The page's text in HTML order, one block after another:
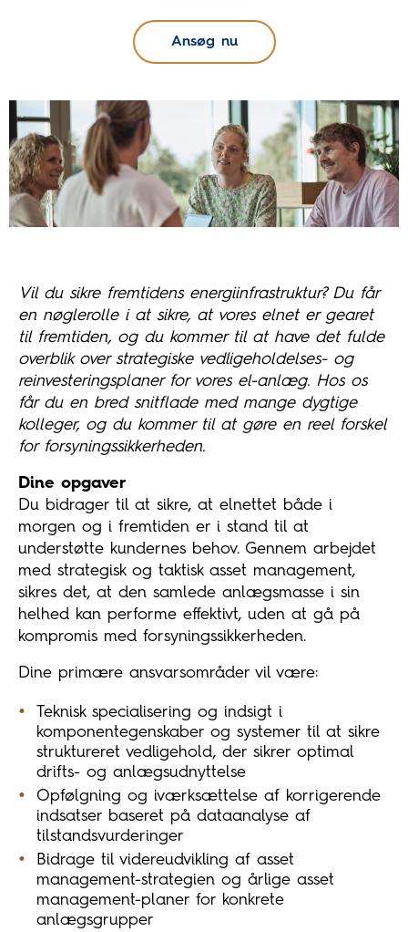
Ansøg nu
Vil du sikre fremtidens energiinfrastruktur? Du får
en nøglerolle i at sikre, at vores elnet er gearet
til fremtiden, og du kommer til at have det fulde
overblik over strategiske vedligeholdelses- og
reinvesteringsplaner for vores el-anlæg. Hos os
får du en bred snitflade med mange dygtige
kolleger, og du kommer til at gøre en reel forskel
for forsyningssikkerheden.
Dine opgaver
Du bidrager til at sikre, at elnettet både i
morgen og i fremtiden er i stand til at
understøtte kundernes behov. Gennem arbejdet
med strategisk og taktisk asset management,
sikres det, at den samlede anlægsmasse i sin
helhed kan performe effektivt, uden at gå på
kompromis med forsyningssikkerheden.
Dine primære ansvarsområder vil være:
Teknisk specialisering og indsigt i
komponentegenskaber og systemer til at sikre
struktureret vedligehold, der sikrer optimal
drifts- og anlægsudnyttelse
Opfølgning og iværksættelse af korrigerende
indsatser baseret på dataanalyse af
tilstandsvurderinger
Bidrage til videreudvikling af asset
management-strategien og årlige asset
management-planer for konkrete
anlægsgrupper